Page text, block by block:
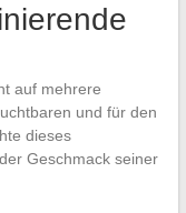
auf mehrere
und für den
dieses
Geschmack seiner